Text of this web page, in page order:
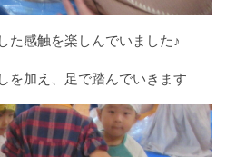
た感触を楽しんでいました♪
を加え、足で踏んでいきます